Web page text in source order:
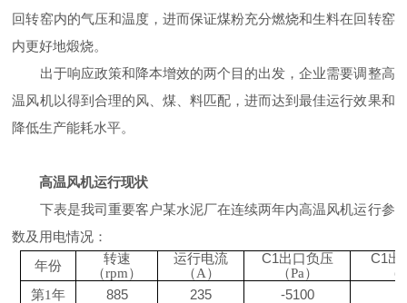
回转窑内的气压和温度，进而保证煤粉充分燃烧和生料在回转窑
内更好地煅烧。
出于响应政策和降本增效的两个目的出发，企业需要调整高
温风机以得到合理的风、煤、料匹配，进而达到最佳运行效果和
降低生产能耗水平。
高温风机运行现状
下表是我司重要客户某水泥厂在连续两年内高温风机运行参
数及用电情况：
年份
转速
（rpm）
运行电流
（A）
C1出口负压
（Pa）
C1出
（
第1年 885 235 -5100